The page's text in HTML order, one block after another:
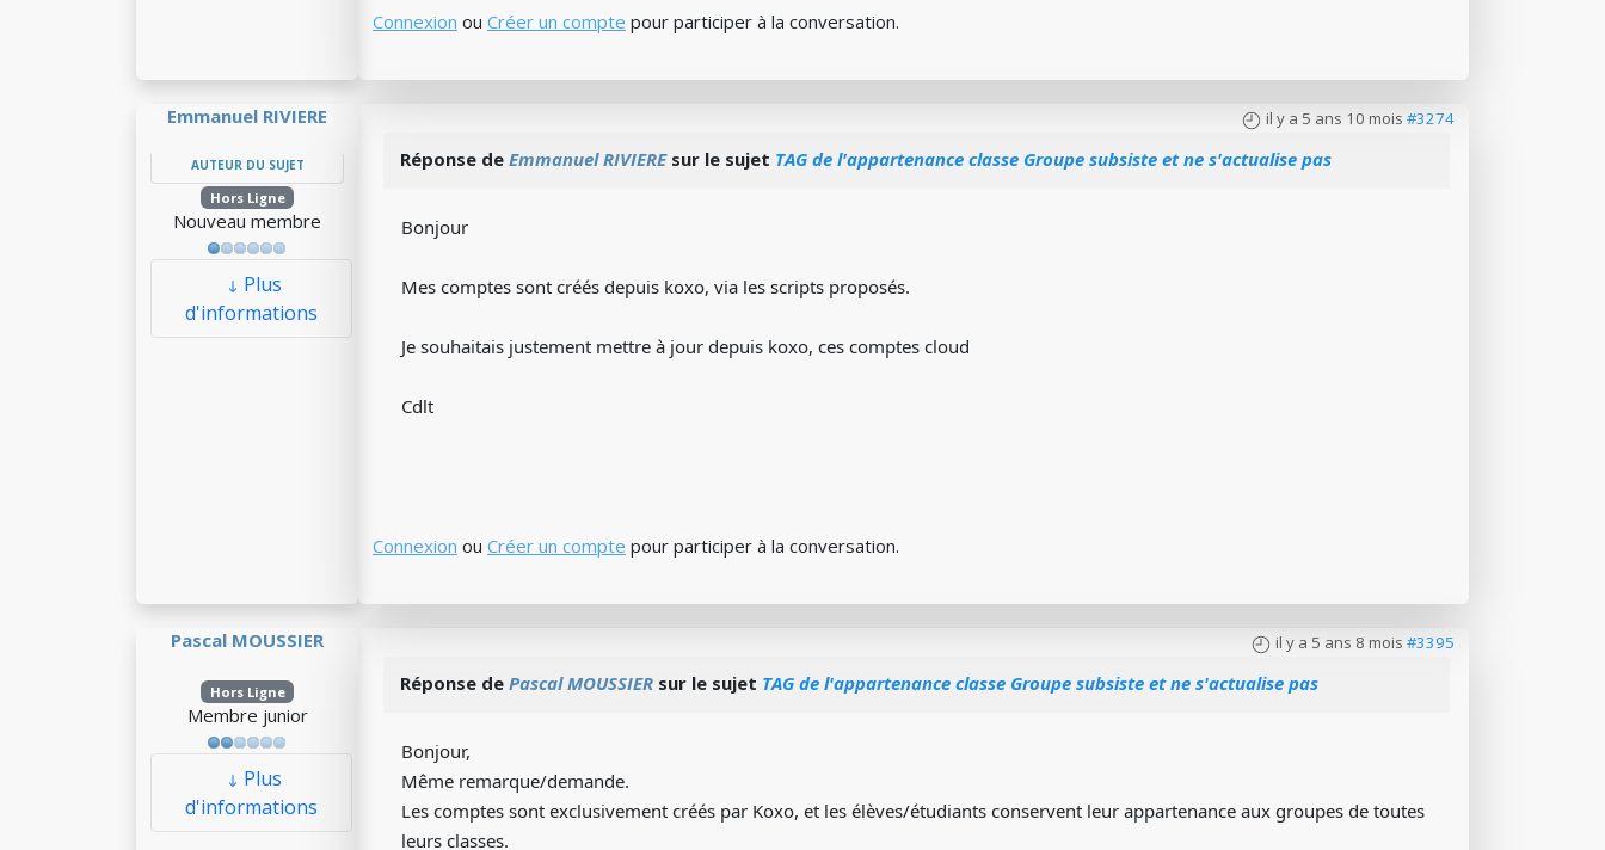
Connexion ou Créer un compte pour participer à la conversation.
Emmanuel RIVIERE
AUTEUR DU SUJET
Hors Ligne
Nouveau membre
Plus
d'informations
il y a 5 ans 10 mois #3274
Réponse de Emmanuel RIVIEREsur le sujet TAG de l'appartenance classe Groupe subsiste et ne s'actualise pas
Bonjour
Mes comptes sont créés depuis koxo, via les scripts proposés.
Je souhaitais justement mettre à jour depuis koxo, ces comptes cloud
Cdlt
Connexion ou Créer un compte pour participer à la conversation.
Pascal MOUSSIER
Hors Ligne
Membre junior
Plus
d'informations
il y a 5 ans 8 mois #3395
Réponse de Pascal MOUSSIER sur le sujet TAG de l'appartenance classe Groupe subsiste et ne s'actualise pas
Bonjour,
Même remarque/demande.
Les comptes sont exclusivement créés par Koxo, et les élèves/étudiants conservent leur appartenance aux groupes de toutes
leurs classes.